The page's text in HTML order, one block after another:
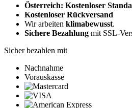
Österreich: Kostenloser
Kostenloser Rückversand
Wir arbeiten klimabewusst.
Sichere Bezahlung mit SSL-
Sicher bezahlen mit
Nachnahme
Vorauskasse